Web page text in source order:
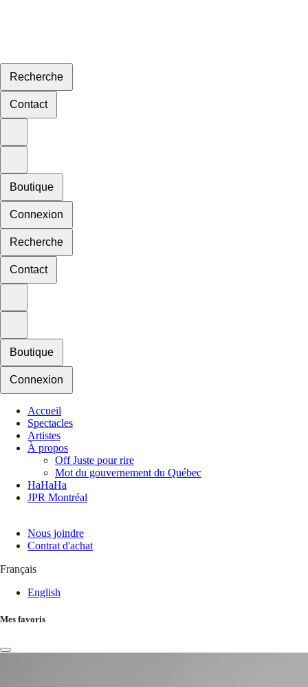
Recherche
Contact
Boutique
Connexion
Recherche
Contact
Boutique
Connexion
Accueil
Spectacles
Artistes
À propos
Off Juste pour rire
Mot du gouvernement du Québec
HaHaHa
JPR Montréal
Nous joindre
Contrat d'achat
Français
English
Mes favoris